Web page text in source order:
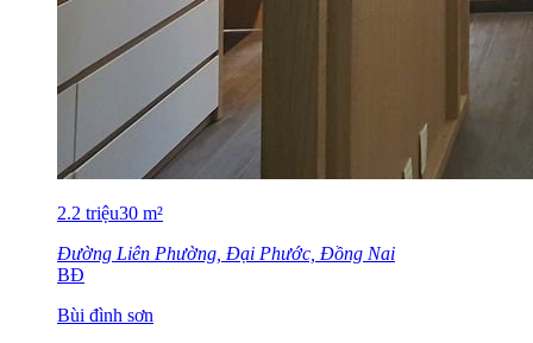
2.2 triệu30 m²
Đường Liên Phường, Đại Phước, Đồng Nai
BĐ
Bùi đình sơn